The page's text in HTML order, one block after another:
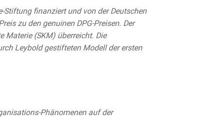
Stiftung finanziert und von der Deutschen
zu den genuinen DPG-Preisen. Der
Materie (SKM) überreicht. Die
Leybold gestifteten Modell der ersten
Phänomenen auf der